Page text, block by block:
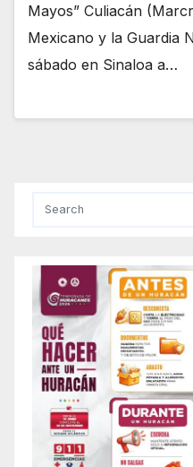
Mayos” Culiacán
Mexicano y la Guardia
sábado en Sinaloa a…